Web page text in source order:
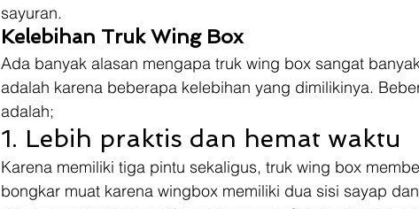
sayuran.
Kelebihan Truk Wing Box
Ada banyak alasan mengapa truk wing box sangat
adalah karena beberapa kelebihan yang dimilikinya.
adalah;
1. Lebih praktis dan hemat waktu
Karena memiliki tiga pintu sekaligus, truk wing box
bongkar muat karena wingbox memiliki dua sisi sayap